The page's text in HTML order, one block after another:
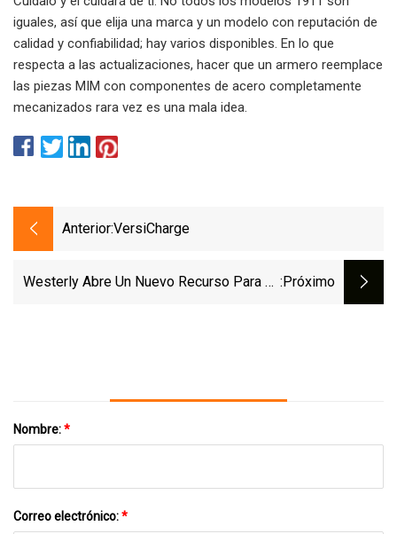
iguales, así que elija una marca y un modelo con reputación de
calidad y confiabilidad; hay varios disponibles. En lo que
respecta a las actualizaciones, hacer que un armero reemplace
las piezas MIM con componentes de acero completamente
mecanizados rara vez es una mala idea.
Anterior:VersiCharge
Westerly Abre Un Nuevo Recurso Para La :próximo
Nombre:*
Correo electrónico:*